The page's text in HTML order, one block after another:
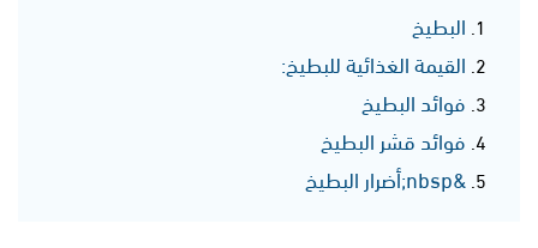
البطيخ
القيمة الغذائية للبطيخ:
فوائد البطيخ
فوائد قشر البطيخ
&nbsp;أضرار البطيخ